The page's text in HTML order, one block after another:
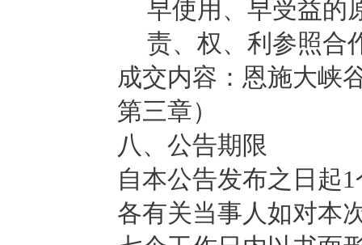
早使用、早受益的
责、权、利参照合
成交内容：恩施大峡
第三章）
八、公告期限
自本公告发布之日起
各有关当事人如对本